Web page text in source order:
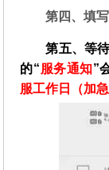
第四、填
第五、等
的“服务通知”
服工作日（加